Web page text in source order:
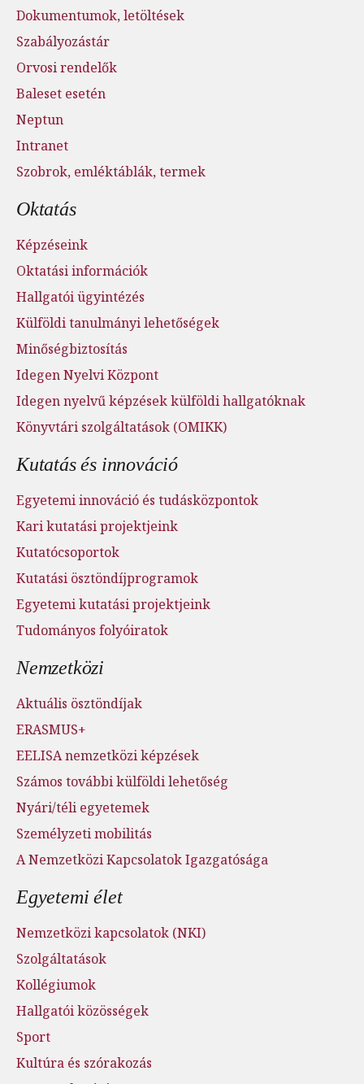
Dokumentumok, letöltések
Szabályozástár
Orvosi rendelők
Baleset esetén
Neptun
Intranet
Szobrok, emléktáblák, termek
Oktatás
Képzéseink
Oktatási információk
Hallgatói ügyintézés
Külföldi tanulmányi lehetőségek
Minőségbiztosítás
Idegen Nyelvi Központ
Idegen nyelvű képzések külföldi hallgatóknak
Könyvtári szolgáltatások (OMIKK)
Kutatás és innováció
Egyetemi innováció és tudásközpontok
Kari kutatási projektjeink
Kutatócsoportok
Kutatási ösztöndíjprogramok
Egyetemi kutatási projektjeink
Tudományos folyóiratok
Nemzetközi
Aktuális ösztöndíjak
ERASMUS+
EELISA nemzetközi képzések
Számos további külföldi lehetőség
Nyári/téli egyetemek
Személyzeti mobilitás
A Nemzetközi Kapcsolatok Igazgatósága
Egyetemi élet
Nemzetközi kapcsolatok (NKI)
Szolgáltatások
Kollégiumok
Hallgatói közösségek
Sport
Kultúra és szórakozás